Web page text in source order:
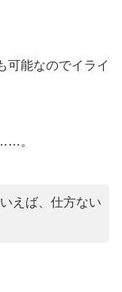
可能なのでイライ
。
えば、仕方ない